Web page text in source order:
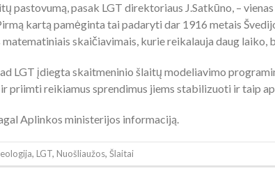
pastovumą, pasak LGT direktoriaus J.Satkūno, –
kartą pamėginta tai padaryti dar 1916 metais
skaičiavimais, kurie reikalauja daug
LGT įdiegta skaitmeninio šlaitų modeliavimo
priimti reikiamus sprendimus jiems stabilizuoti ir taip
Aplinkos ministerijos informaciją.
, LGT, Nuošliaužos, Šlaitai